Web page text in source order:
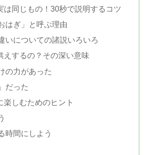
は同じもの！30秒で説明するコツ
はぎ」と呼ぶ理由
いについての諸説いろいろ
えするの？その深い意味
の力があった
だった
しむためのヒント
時間にしよう